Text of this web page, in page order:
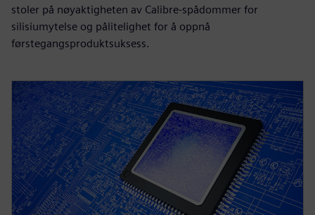
stoler på nøyaktigheten av Calibre-spådommer for
silisiumytelse og pålitelighet for å oppnå
førstegangsproduktsuksess.